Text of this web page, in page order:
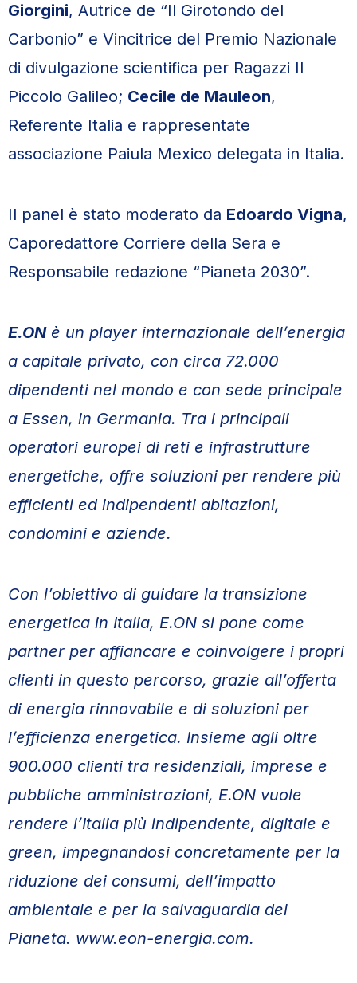
Giorgini, Autrice de “Il Girotondo del
Carbonio” e Vincitrice del Premio Nazionale
di divulgazione scientifica per Ragazzi Il
Piccolo Galileo; Cecile de Mauleon,
Referente Italia e rappresentate
associazione Paiula Mexico delegata in Italia.
Il panel è stato moderato da Edoardo Vigna,
Caporedattore Corriere della Sera e
Responsabile redazione “Pianeta 2030”.
E.ONè un player internazionale dell’energia
a capitale privato, con circa 72.000
dipendenti nel mondo e con sede principale
a Essen, in Germania. Tra i principali
operatori europei di reti e infrastrutture
energetiche, offre soluzioni per rendere più
efficienti ed indipendenti abitazioni,
condomini e aziende.
Con l’obiettivo di guidare la transizione
energetica in Italia, E.ON si pone come
partner per affiancare e coinvolgere i propri
clienti in questo percorso, grazie all’offerta
di energia rinnovabile e di soluzioni per
l’efficienza energetica. Insieme agli oltre
900.000 clienti tra residenziali, imprese e
pubbliche amministrazioni, E.ON vuole
rendere l’Italia più indipendente, digitale e
green, impegnandosi concretamente per la
riduzione dei consumi, dell’impatto
ambientale e per la salvaguardia del
Pianeta. www.eon-energia.com.